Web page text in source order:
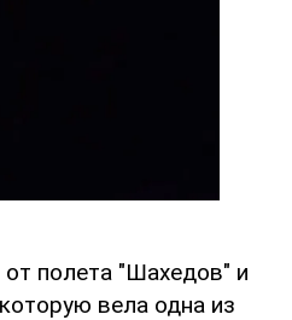
полета "Шахедов" и
которую вела одна из